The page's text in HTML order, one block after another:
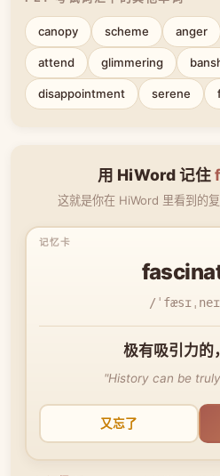
canopy scheme anger
attend glimmering
disappointment serene
用 HiWord 记住
这就是你在 HiWord 里看到的
/
极有吸引力的
"History can be
又忘了